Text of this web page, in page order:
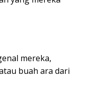
mereka,
buah ara dari